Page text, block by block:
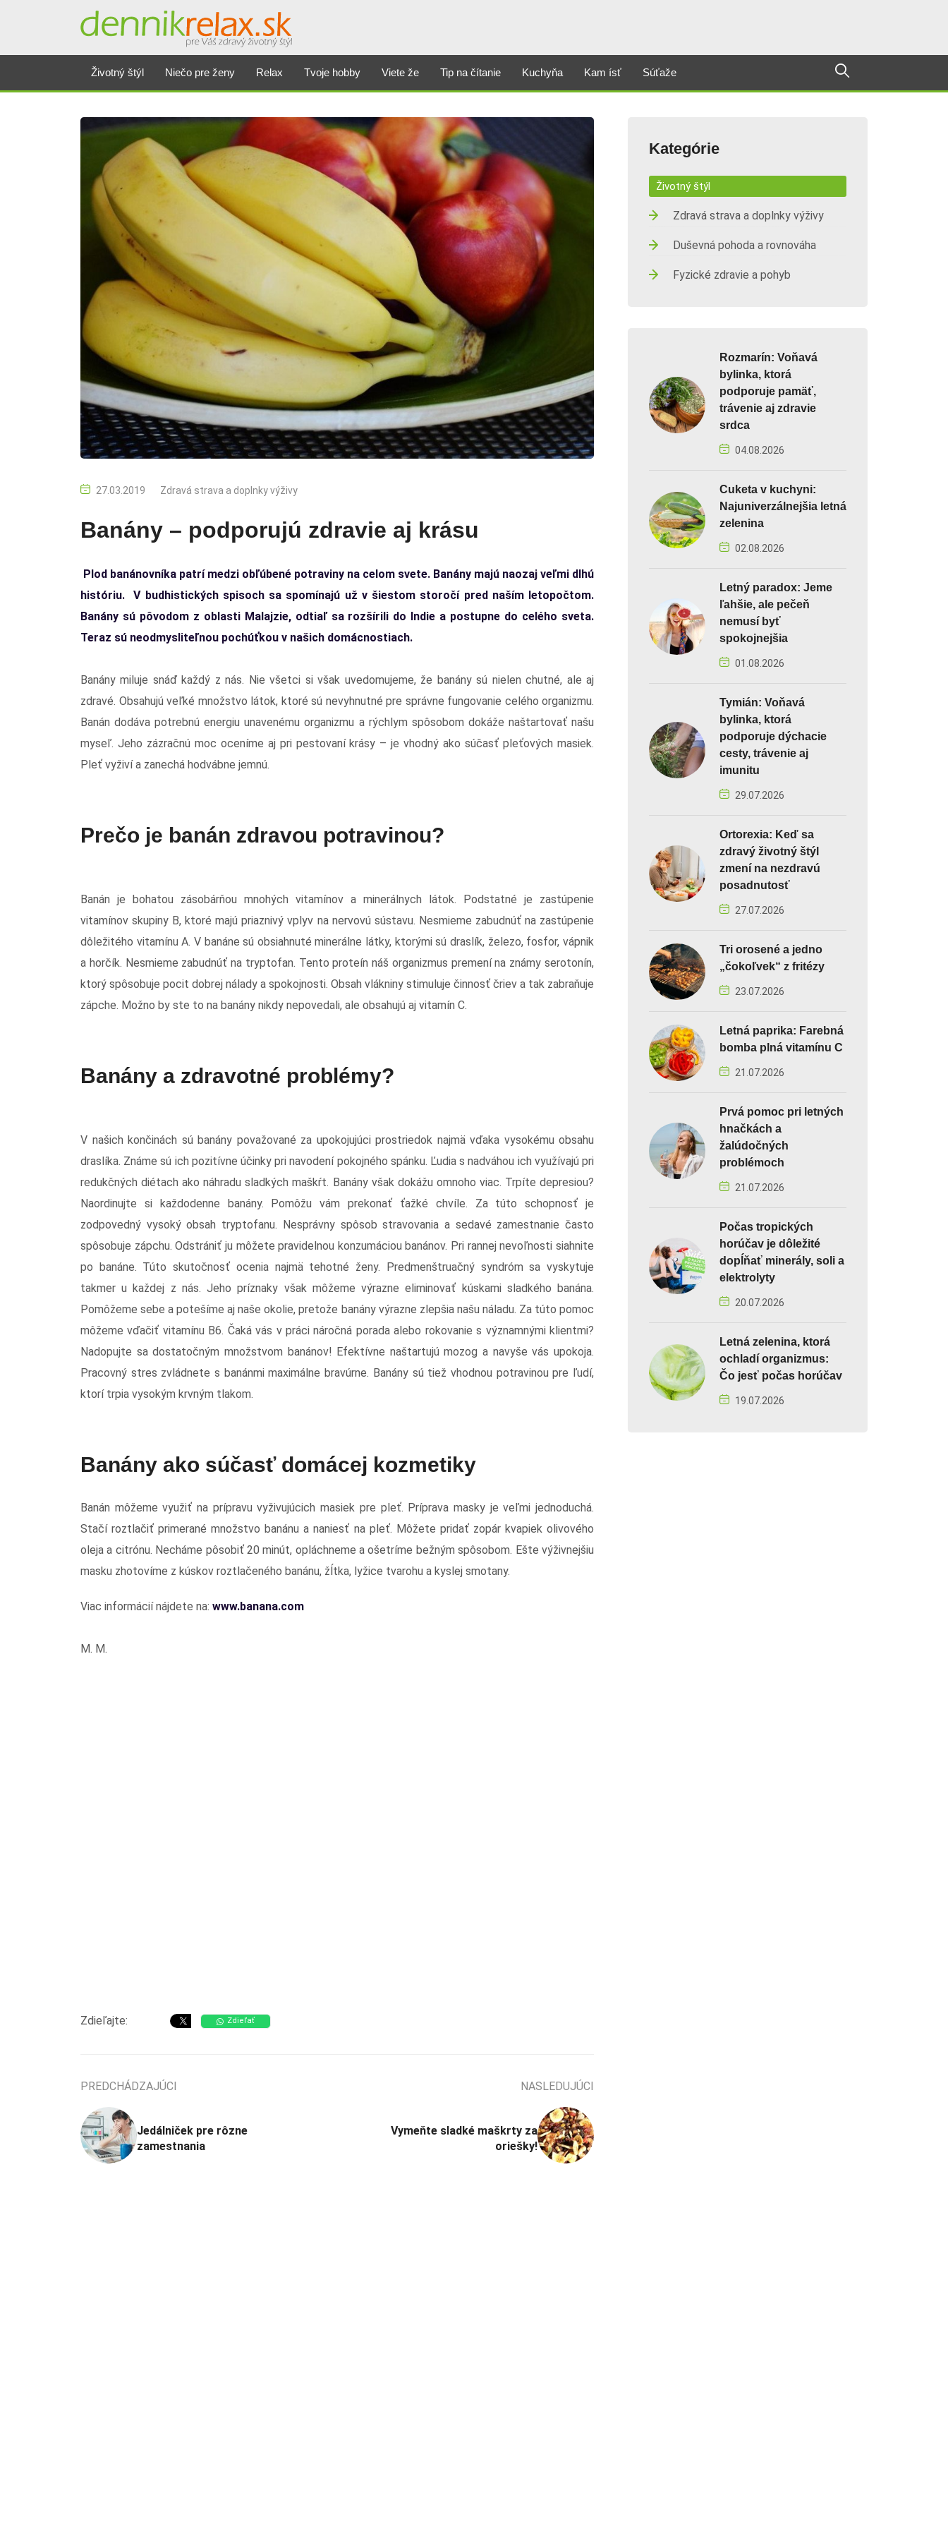
Životný štýl Niečo pre ženy Relax Tvoje hobby Viete že Tip na čítanie Kuchyňa Kam ísť Súťaže
27.03.2019 Zdravá strava a doplnky výživy
Banány – podporujú zdravie aj krásu
Plod banánovníka patrí medzi obľúbené potraviny na celom svete. Banány majú naozaj veľmi dlhú
históriu. V budhistických spisoch sa spomínajú už v šiestom storočí pred naším letopočtom.
Banány sú pôvodom z oblasti Malajzie, odtiaľ sa rozšírili do Indie a postupne do celého sveta.
Teraz sú neodmysliteľnou pochúťkou v našich domácnostiach.
Banány miluje snáď každý z nás. Nie všetci si však uvedomujeme, že banány sú nielen chutné, ale aj
zdravé. Obsahujú veľké množstvo látok, ktoré sú nevyhnutné pre správne fungovanie celého organizmu.
Banán dodáva potrebnú energiu unavenému organizmu a rýchlym spôsobom dokáže naštartovať našu
myseľ. Jeho zázračnú moc oceníme aj pri pestovaní krásy – je vhodný ako súčasť pleťových masiek.
Pleť vyživí a zanechá hodvábne jemnú.
Prečo je banán zdravou potravinou?
Banán je bohatou zásobárňou mnohých vitamínov a minerálnych látok. Podstatné je zastúpenie
vitamínov skupiny B, ktoré majú priaznivý vplyv na nervovú sústavu. Nesmieme zabudnúť na zastúpenie
dôležitého vitamínu A. V banáne sú obsiahnuté minerálne látky, ktorými sú draslík, železo, fosfor, vápnik
a horčík. Nesmieme zabudnúť na tryptofan. Tento proteín náš organizmus premení na známy serotonín,
ktorý spôsobuje pocit dobrej nálady a spokojnosti. Obsah vlákniny stimuluje činnosť čriev a tak zabraňuje
zápche. Možno by ste to na banány nikdy nepovedali, ale obsahujú aj vitamín C.
Banány a zdravotné problémy?
V našich končinách sú banány považované za upokojujúci prostriedok najmä vďaka vysokému obsahu
draslíka. Známe sú ich pozitívne účinky pri navodení pokojného spánku. Ľudia s nadváhou ich využívajú pri
redukčných diétach ako náhradu sladkých maškŕt. Banány však dokážu omnoho viac. Trpíte depresiou?
Naordinujte si každodenne banány. Pomôžu vám prekonať ťažké chvíle. Za túto schopnosť je
zodpovedný vysoký obsah tryptofanu. Nesprávny spôsob stravovania a sedavé zamestnanie často
spôsobuje zápchu. Odstrániť ju môžete pravidelnou konzumáciou banánov. Pri rannej nevoľnosti siahnite
po banáne. Túto skutočnosť ocenia najmä tehotné ženy. Predmenštruačný syndróm sa vyskytuje
takmer u každej z nás. Jeho príznaky však môžeme výrazne eliminovať kúskami sladkého banána.
Pomôžeme sebe a potešíme aj naše okolie, pretože banány výrazne zlepšia našu náladu. Za túto pomoc
môžeme vďačiť vitamínu B6. Čaká vás v práci náročná porada alebo rokovanie s významnými klientmi?
Nadopujte sa dostatočným množstvom banánov! Efektívne naštartujú mozog a navyše vás upokoja.
Pracovný stres zvládnete s banánmi maximálne bravúrne. Banány sú tiež vhodnou potravinou pre ľudí,
ktorí trpia vysokým krvným tlakom.
Banány ako súčasť domácej kozmetiky
Banán môžeme využiť na prípravu vyživujúcich masiek pre pleť. Príprava masky je veľmi jednoduchá.
Stačí roztlačiť primerané množstvo banánu a naniesť na pleť. Môžete pridať zopár kvapiek olivového
oleja a citrónu. Necháme pôsobiť 20 minút, opláchneme a ošetríme bežným spôsobom. Ešte výživnejšiu
masku zhotovíme z kúskov roztlačeného banánu, žĺtka, lyžice tvarohu a kyslej smotany.
Viac informácií nájdete na: www.banana.com
M. M.
Zdieľajte: Zdieľať
PREDCHÁDZAJÚCI
Jedálniček pre rôzne
zamestnania
NASLEDUJÚCI
Vymeňte sladké maškrty za
oriešky!
Kategórie
Životný štýl
Zdravá strava a doplnky výživy
Duševná pohoda a rovnováha
Fyzické zdravie a pohyb
Rozmarín: Voňavá
bylinka, ktorá
podporuje pamäť,
trávenie aj zdravie
srdca
04.08.2026
Cuketa v kuchyni:
Najuniverzálnejšia letná
zelenina
02.08.2026
Letný paradox: Jeme
ľahšie, ale pečeň
nemusí byť
spokojnejšia
01.08.2026
Tymián: Voňavá
bylinka, ktorá
podporuje dýchacie
cesty, trávenie aj
imunitu
29.07.2026
Ortorexia: Keď sa
zdravý životný štýl
zmení na nezdravú
posadnutosť
27.07.2026
Tri orosené a jedno
„čokoľvek“ z fritézy
23.07.2026
Letná paprika: Farebná
bomba plná vitamínu C
21.07.2026
Prvá pomoc pri letných
hnačkách a
žalúdočných
problémoch
21.07.2026
Počas tropických
horúčav je dôležité
dopĺňať minerály, soli a
elektrolyty
20.07.2026
Letná zelenina, ktorá
ochladí organizmus:
Čo jesť počas horúčav
19.07.2026